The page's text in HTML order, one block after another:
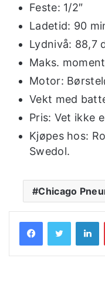
Feste: 1/2″
Ladetid: 90
Lydnivå: 88,7
Maks.
Motor:
Vekt med
Pris: Vet ikke
Kjøpes hos:
Swedol.
Chicago